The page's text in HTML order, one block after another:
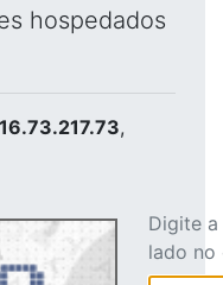
hospedados
,
Digite
lado no